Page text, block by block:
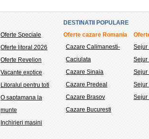
Oferte Speciale
Oferte litoral 2026
Oferte Revelion
Vacante exotice
Litoralul pentru toti
O saptamana la
munte
Inchirieri masini
DESTINATII POPULARE
Oferte cazare Romania
Cazare Calimanesti-
Caciulata
Cazare Sinaia
Cazare Predeal
Cazare Brasov
Cazare Bucuresti
Sejur
Sejur
Sejur
Sejur
Sejur